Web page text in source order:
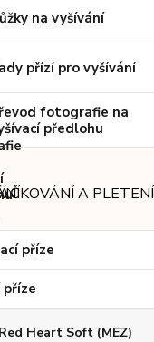
na vyšívání
přízí pro vyšívání
fotografie na
předlohu
A PLETENÍ
příze
Red Heart Soft (MEZ)